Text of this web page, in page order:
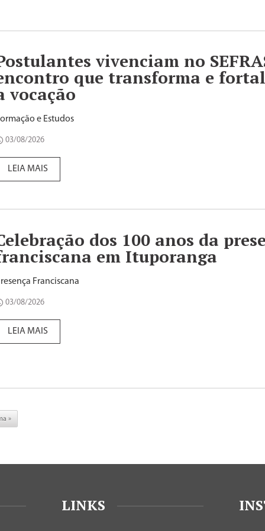
vivenciam no
que transforma e
vocação
e Estudos
03/08/2026
LEIA MAIS
dos 100 anos da
em Ituporanga
Franciscana
03/08/2026
LEIA MAIS
»
LINKS